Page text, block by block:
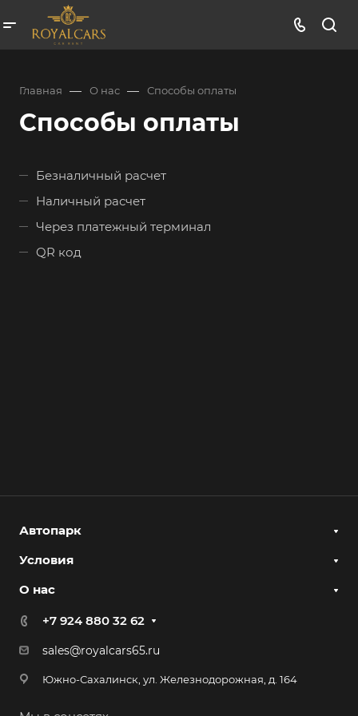
Главная — О нас — Способы оплаты
Способы оплаты
Безналичный расчет
Наличный расчет
Через платежный терминал
QR код
Автопарк
Условия
О нас
+7 924 880 32 62
sales@royalcars65.ru
Южно-Сахалинск, ул. Железнодорожная, д. 164